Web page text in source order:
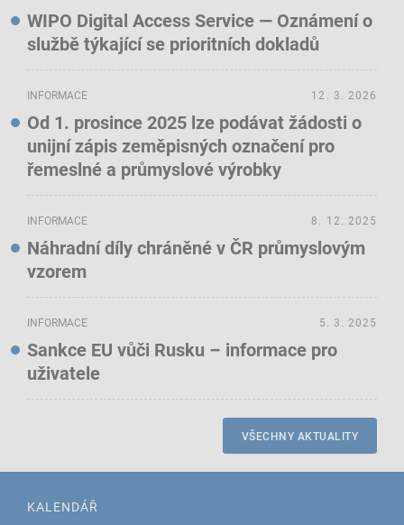
WIPO Digital Access Service — Oznámení o
službě týkající se prioritních dokladů
INFORMACE
Od 1. prosince 2025 lze podávat žádosti o
unijní zápis zeměpisných označení pro
řemeslné a průmyslové výrobky
12. 3. 2026
INFORMACE
Náhradní díly chráněné v ČR průmyslovým
vzorem
8. 12. 2025
INFORMACE
Sankce EU vůči Rusku – informace pro
uživatele
5. 3. 2025
VŠECHNY AKTUALITY
KALENDÁŘ